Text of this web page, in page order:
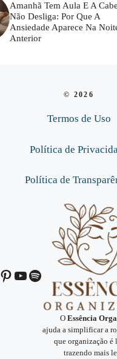
Amanhã Tem Aula E A
Não Desliga: Por Que A
Ansiedade Aparece Na
Anterior
© 2026
Termos de Uso
Política de
Política de
Pinterest
Youtube
Spotify
O Essência
ajuda a simplificar a
que organização é
trazendo mais